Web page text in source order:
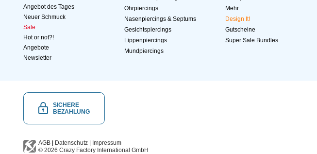
Angebot des Tages
Neuer Schmuck
Sale
Hot or not?!
Angebote
Newsletter
Ohrpiercings
Nasenpiercings & Septums
Gesichtspiercings
Lippenpiercings
Mundpiercings
Mehr
Design It!
Gutscheine
Super Sale Bundles
SICHERE
BEZAHLUNG
AGB Datenschutz
Impressum
© 2026 Crazy Factory International GmbH